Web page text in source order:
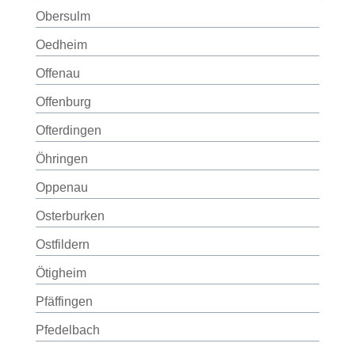
Obersulm
Oedheim
Offenau
Offenburg
Ofterdingen
Öhringen
Oppenau
Osterburken
Ostfildern
Ötigheim
Pfäffingen
Pfedelbach